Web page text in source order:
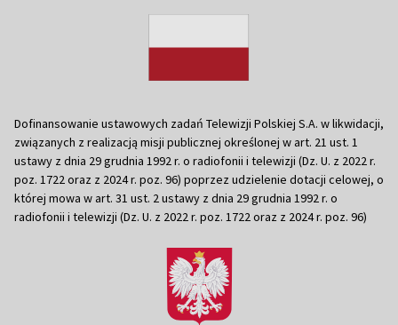
Dofinansowanie ustawowych zadań Telewizji Polskiej S.A. w likwidacji,
związanych z realizacją misji publicznej określonej w art. 21 ust. 1
ustawy z dnia 29 grudnia 1992 r. o radiofonii i telewizji (Dz. U. z 2022 r.
poz. 1722 oraz z 2024 r. poz. 96) poprzez udzielenie dotacji celowej, o
której mowa w art. 31 ust. 2 ustawy z dnia 29 grudnia 1992 r. o
radiofonii i telewizji (Dz. U. z 2022 r. poz. 1722 oraz z 2024 r. poz. 96)